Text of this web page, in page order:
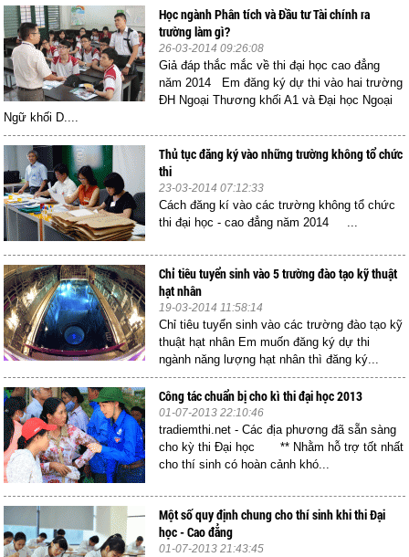
Học ngành Phân tích và Đầu tư Tài chính ra
trường làm gì?
26-03-2014 09:26:08
Giả đáp thắc mắc về thi đại học cao đẳng
năm 2014 Em đăng ký dự thi vào hai trường
ĐH Ngoại Thương khối A1 và Đại học Ngoại
Ngữ khối D....
Thủ tục đăng ký vào những trường không tổ chức
thi
23-03-2014 07:12:33
Cách đăng kí vào các trường không tổ chức
thi đại học - cao đẳng năm 2014 ...
Chỉ tiêu tuyển sinh vào 5 trường đào tạo kỹ thuật
hạt nhân
19-03-2014 11:58:14
Chỉ tiêu tuyển sinh vào các trường đào tạo kỹ
thuật hạt nhân Em muốn đăng ký dự thi
ngành năng lượng hạt nhân thì đăng ký...
Công tác chuẩn bị cho kì thi đại học 2013
01-07-2013 22:10:46
tradiemthi.net - Các địa phương đã sẵn sàng
cho kỳ thi Đại học ** Nhằm hỗ trợ tốt nhất
cho thí sinh có hoàn cảnh khó...
Một số quy định chung cho thí sinh khi thi Đại
học - Cao đẳng
01-07-2013 21:43:45